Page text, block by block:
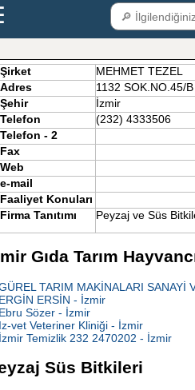
Şirket
MEHMET TEZEL
Adres
1132 SOK.NO.45/B
Şehir
İzmir
Telefon
(232) 4333506
Telefon - 2
Fax
Web
e-mail
Faaliyet Konuları
Firma Tanıtımı
Peyzaj ve Süs
Gıda Tarım
TARIM MAKİNALARI SANAYİ
ERGİN ERSİN - İzmir
Ebru Sözer - İzmir
Iz-vet Veteriner Kliniği - İzmir
İzmir Temizlik 232 2470202 - İzmir
Süs Bitkileri